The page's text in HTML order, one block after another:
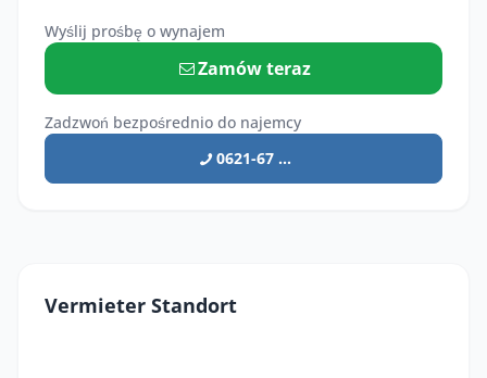
Wyślij prośbę o wynajem
Zamów teraz
Zadzwoń bezpośrednio do najemcy
0621-67 ...
Vermieter Standort